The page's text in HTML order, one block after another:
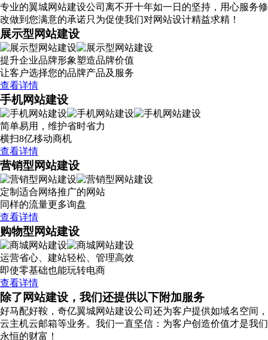
专业的翼城网站建设公司离不开十年如一日的坚持， 用心服务修
改做到您满意的承诺只为促使我们对网站设计精益求精！
展示型网站建设
提升企业品牌形象塑造品牌价值
让客户选择您的品牌产品及服务
查看详情
手机网站建设
简单易用，维护省时省力
横扫8亿移动商机
查看详情
营销型网站建设
定制适合网络推广的网站
同样的流量更多询盘
查看详情
购物型网站建设
运营省心、建站轻松、管理高效
即使零基础也能玩转电商
查看详情
除了网站建设，我们还提供以下附加服务
好马配好鞍，奇亿翼城网站建设公司还为客户提供如域名空间，
云主机云邮箱等业务。我们一直坚信：为客户创造价值才是我们
永恒的财富！